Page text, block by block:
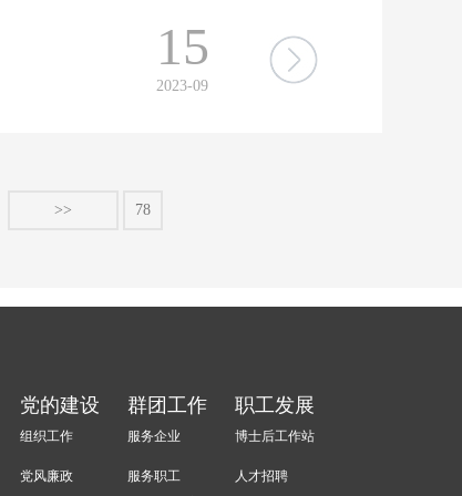
15
2023-09
>> 78
党的建设
组织工作
党风廉政
群团工作
服务企业
服务职工
职工发展
博士后工作站
人才招聘